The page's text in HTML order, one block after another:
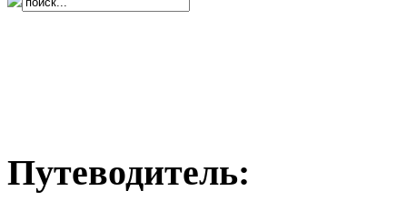
Путеводитель: